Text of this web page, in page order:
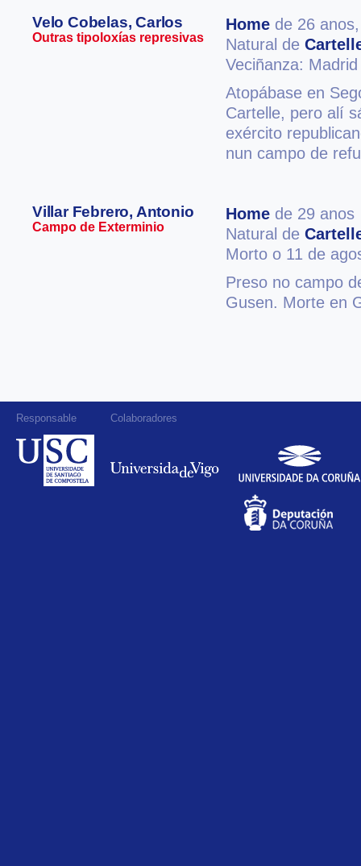
Velo Cobelas, Carlos
Outras tipoloxías represivas
Home de 26
Natural de
Veciñanza: Madrid
Atopábase en
Cartelle, pero alí
exército
nun campo de
Villar Febrero, Antonio
Campo de Exterminio
Home de 29 anos
Natural de
Morto o 11 de
Preso no campo
Gusen. Morte en
Responsable Colaboradores